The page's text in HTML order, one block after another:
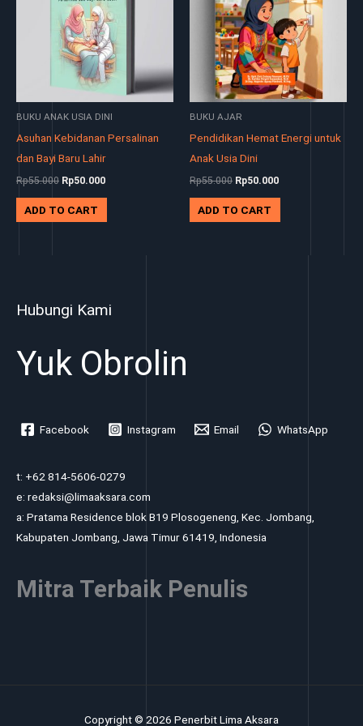
BUKU ANAK USIA DINI
Asuhan Kebidanan Persalinan
dan Bayi Baru Lahir
Rp55.000 Rp50.000
ADD TO CART
BUKU AJAR
Pendidikan Hemat Energi untuk
Anak Usia Dini
Rp55.000 Rp50.000
ADD TO CART
Hubungi Kami
Yuk Obrolin
Facebook Instagram Email WhatsApp
t: +62 814-5606-0279
e: redaksi@limaaksara.com
a: Pratama Residence blok B19 Plosogeneng, Kec. Jombang,
Kabupaten Jombang, Jawa Timur 61419, Indonesia
Mitra Terbaik Penulis
Copyright © 2026 Penerbit Lima Aksara